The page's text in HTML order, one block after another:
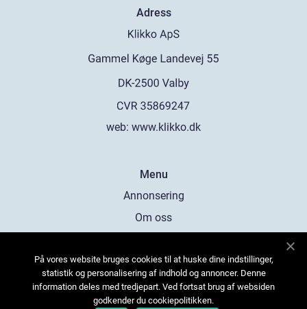
Adress
web: www.klikko.dk
Menu
Annonsering
Om oss
Kontakta oss
Sitemap
På vores website bruges cookies til at huske dine indstillinger,
statistik og personalisering af indhold og annoncer. Denne
information deles med tredjepart. Ved fortsat brug af websiden
godkender du cookiepolitikken.